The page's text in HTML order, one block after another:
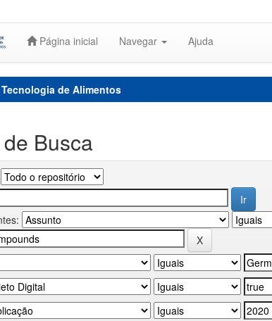
Página inicial Navegar Ajuda
de Alimentos
Busca